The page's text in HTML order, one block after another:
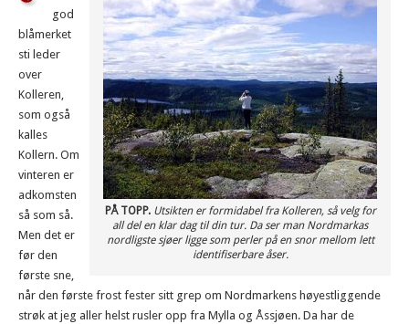
PÅ TOPP. Utsikten er formidabel fra Kolleren, så velg for
all del en klar dag til din tur. Da ser man Nordmarkas
nordligste sjøer ligge som perler på en snor mellom lett
identifiserbare åser.
god
blåmerket
sti leder
over
Kolleren,
som også
kalles
Kollern. Om
vinteren er
adkomsten
så som så.
Men det er
før den
første sne,
når den første frost fester sitt grep om Nordmarkens høyestliggende
strøk at jeg aller helst rusler opp fra Mylla og Åssjøen. Da har de